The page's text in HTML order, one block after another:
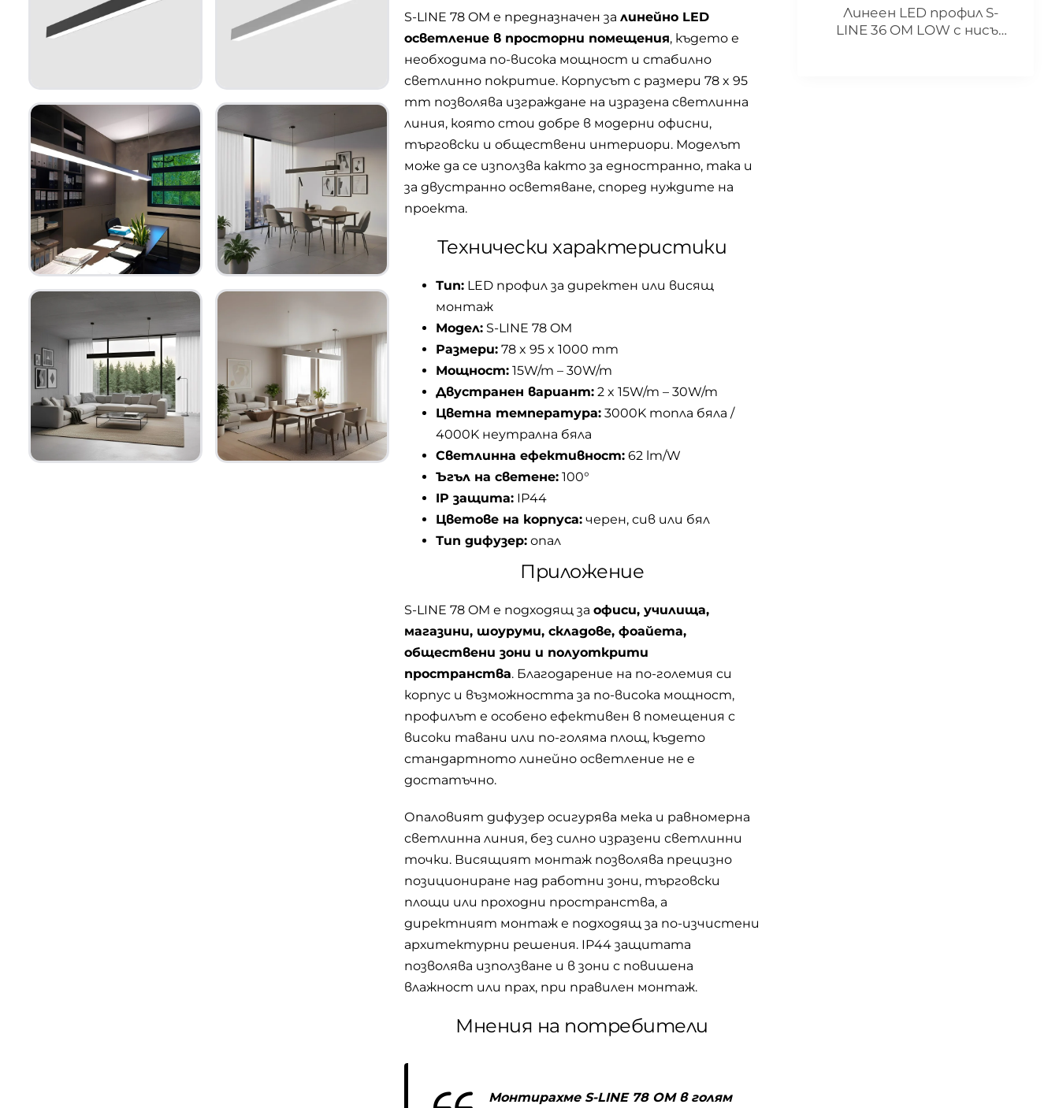
S-LINE 78 OM е предназначен за линейно LED
осветление в просторни помещения, където е
необходима по-висока мощност и стабилно
светлинно покритие. Корпусът с размери 78 x 95
mm позволява изграждане на изразена светлинна
линия, която стои добре в модерни офисни,
търговски и обществени интериори. Моделът
може да се използва както за едностранно, така и
за двустранно осветяване, според нуждите на
проекта.
Технически характеристики
Тип: LED профил за директен или висящ
монтаж
Модел: S-LINE 78 OM
Размери: 78 x 95 x 1000 mm
Мощност: 15W/m – 30W/m
Двустранен вариант: 2 x 15W/m – 30W/m
Цветна температура: 3000K топла бяла /
4000K неутрална бяла
Светлинна ефективност: 62 lm/W
Ъгъл на светене: 100°
IP защита: IP44
Цветове на корпуса: черен, сив или бял
Тип дифузер: опал
Приложение
S-LINE 78 OM е подходящ за офиси, училища,
магазини, шоуруми, складове, фоайета,
обществени зони и полуоткрити
пространства. Благодарение на по-големия си
корпус и възможността за по-висока мощност,
профилът е особено ефективен в помещения с
високи тавани или по-голяма площ, където
стандартното линейно осветление не е
достатъчно.
Опаловият дифузер осигурява мека и равномерна
светлинна линия, без силно изразени светлинни
точки. Висящият монтаж позволява прецизно
позициониране над работни зони, търговски
площи или проходни пространства, а
директният монтаж е подходящ за по-изчистени
архитектурни решения. IP44 защитата
позволява използване и в зони с повишена
влажност или прах, при правилен монтаж.
Мнения на потребители
Монтирахме S-LINE 78 OM в голям
Линеен LED профил S-
LINE 36 OM LOW с нисък